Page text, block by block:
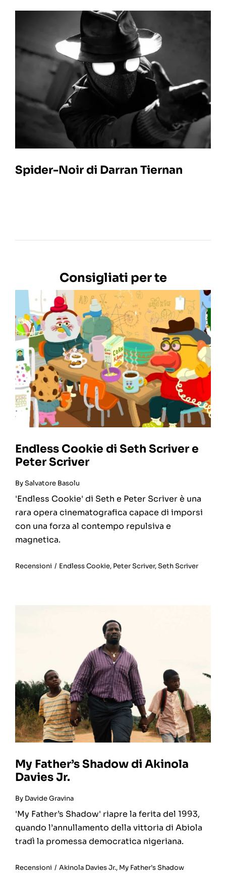
Spider-Noir di Darran Tiernan
Consigliati per te
Endless Cookie di Seth Scriver e
Peter Scriver
BySalvatore Basolu
'Endless Cookie' di Seth e Peter Scriver è una
rara opera cinematografica capace di imporsi
con una forza al contempo repulsiva e
magnetica.
Recensioni / Endless Cookie, Peter Scriver,Seth Scriver
My Father’s Shadow di Akinola
Davies Jr.
By Davide Gravina
'My Father’s Shadow' riapre la ferita del 1993,
quando l’annullamento della vittoria di Abiola
tradì la promessa democratica nigeriana.
Recensioni / Akinola Davies Jr., My Father’s Shadow